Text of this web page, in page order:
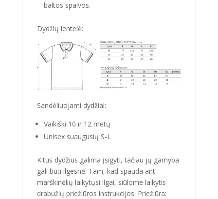
baltos spalvos.
Dydžių lentelė:
Sandėliuojami dydžiai:
Vaikiški 10 ir 12 metų
Unisex suaugusių S-L
Kitus dydžius galima įsigyti, tačiau jų gamyba
gali būti ilgesnė. Tam, kad spauda ant
marškinėlių laikytųsi ilgai, siūlome laikytis
drabužių priežiūros instrukcijos. Priežiūra: